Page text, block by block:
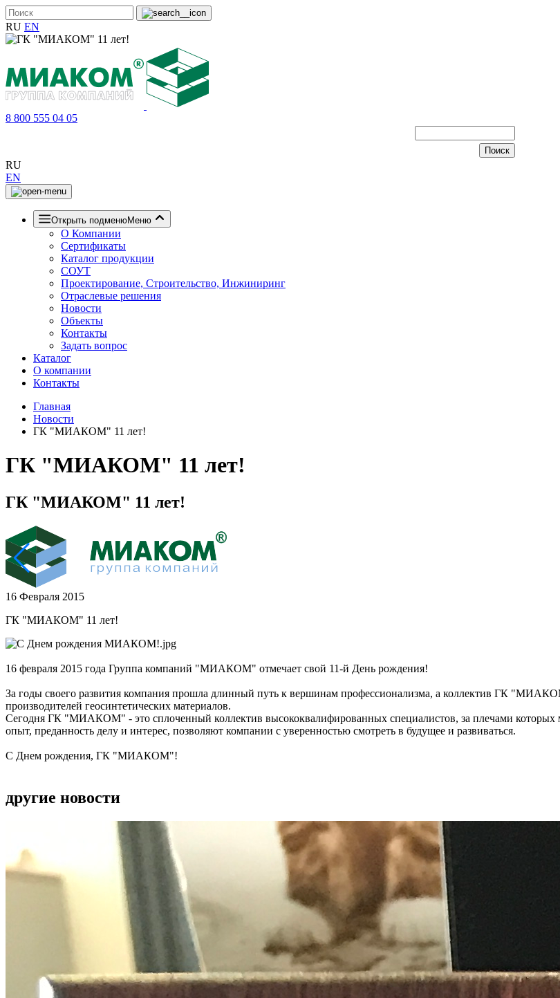
RU EN
8 800 555 04 05
RU
EN
Открыть подменюМеню
О Компании
Сертификаты
Каталог продукции
СОУТ
Проектирование, Строительство, Инжиниринг
Отраслевые решения
Новости
Объекты
Контакты
Задать вопрос
Каталог
О компании
Контакты
Главная
Новости
ГК "МИАКОМ" 11 лет!
ГК "МИАКОМ" 11 лет!
ГК "МИАКОМ" 11 лет!
16 Февраля 2015
ГК "МИАКОМ" 11 лет!
16 февраля 2015 года Группа компаний "МИАКОМ" отмечает свой 11-й День рождения!
За годы своего развития компания прошла длинный путь к вершинам профессионализма, а коллектив ГК
производителей геосинтетических материалов.
Сегодня ГК "МИАКОМ" - это сплоченный коллектив высококвалифированных специалистов, за плечами которых
опыт, преданность делу и интерес, позволяют компании с уверенностью смотреть в будущее и развиваться.
С Днем рождения, ГК "МИАКОМ"!
другие новости